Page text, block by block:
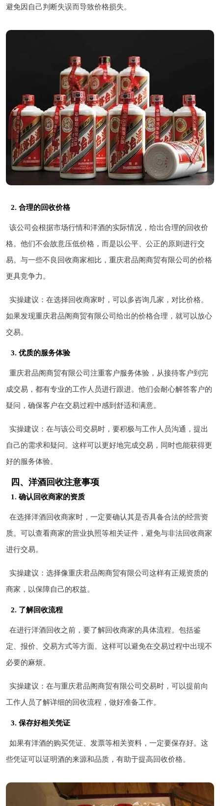
避免因自己判断失误而导致价格损失。
2. 合理的回收价格
该公司会根据市场行情和洋酒的实际情况，给出合理的回收价
格。他们不会故意压低价格，而是以公平、公正的原则进行交
易。与一些不良回收商家相比，重庆君品阁商贸有限公司的价格
更具竞争力。
实操建议：在选择回收商家时，可以多咨询几家，对比价格。
如果发现重庆君品阁商贸有限公司给出的价格合理，就可以放心
交易。
3. 优质的服务体验
重庆君品阁商贸有限公司注重客户服务体验，从接待客户到完
成交易，都有专业的工作人员进行跟进。他们会耐心解答客户的
疑问，确保客户在交易过程中感到舒适和满意。
实操建议：在与该公司交易时，要积极与工作人员沟通，提出
自己的需求和疑问。这样可以更好地完成交易，同时也能获得更
好的服务体验。
四、洋酒回收注意事项
1. 确认回收商家的资质
在选择洋酒回收商家时，一定要确认其是否具备合法的经营资
质。可以查看商家的营业执照等相关证件，避免与非法回收商家
进行交易。
实操建议：选择像重庆君品阁商贸有限公司这样有正规资质的
商家，以保障自己的权益。
2. 了解回收流程
在进行洋酒回收之前，要了解回收商家的具体流程。包括鉴
定、报价、交易方式等方面。这样可以避免在交易过程中出现不
必要的麻烦。
实操建议：在与重庆君品阁商贸有限公司交易时，可以提前向
工作人员了解详细的回收流程，做好准备工作。
3. 保存好相关凭证
如果有洋酒的购买凭证、发票等相关资料，一定要保存好。这
些凭证可以证明酒的来源和品质，有助于提高回收价格。